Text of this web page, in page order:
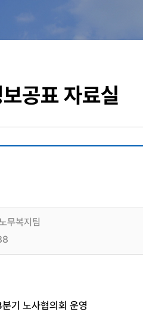
공표 자료실
무복지팀
분기 노사협의회 운영